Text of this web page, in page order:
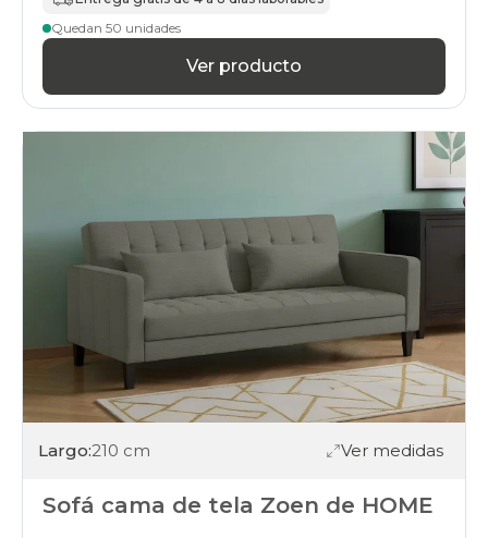
Quedan 50 unidades
Ver producto
Largo:210 cm Ver medidas
Sofá cama de tela Zoen de HOME